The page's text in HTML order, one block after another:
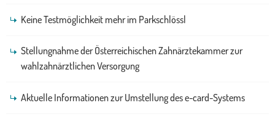
Keine Testmöglichkeit mehr im Parkschlössl
Stellungnahme der Österreichischen Zahnärztekammer zur
wahlzahnärztlichen Versorgung
Aktuelle Informationen zur Umstellung des e-card-Systems